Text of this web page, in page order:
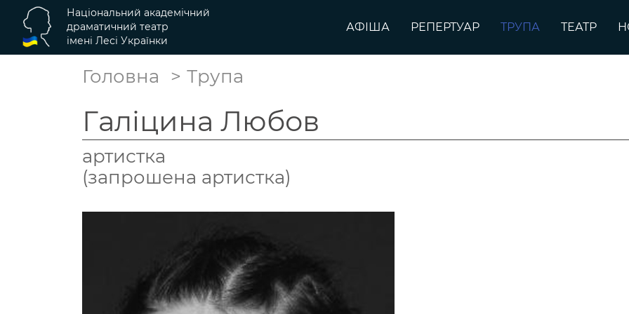
АФІША РЕПЕРТУАР ТРУПА ТЕАТР
Національний академічний
драматичний театр
імені Лесі Українки
Головна Трупа
Галіцина Любов
артистка
(запрошена артистка)